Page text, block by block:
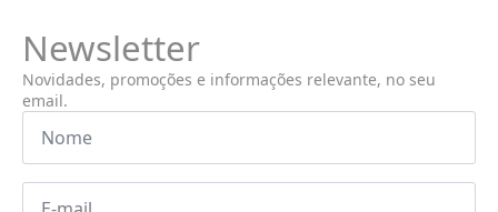
Newsletter
Novidades, promoções e informações relevante, no seu
email.
Nome
Email